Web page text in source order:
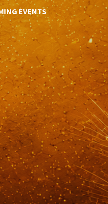
EVENTS